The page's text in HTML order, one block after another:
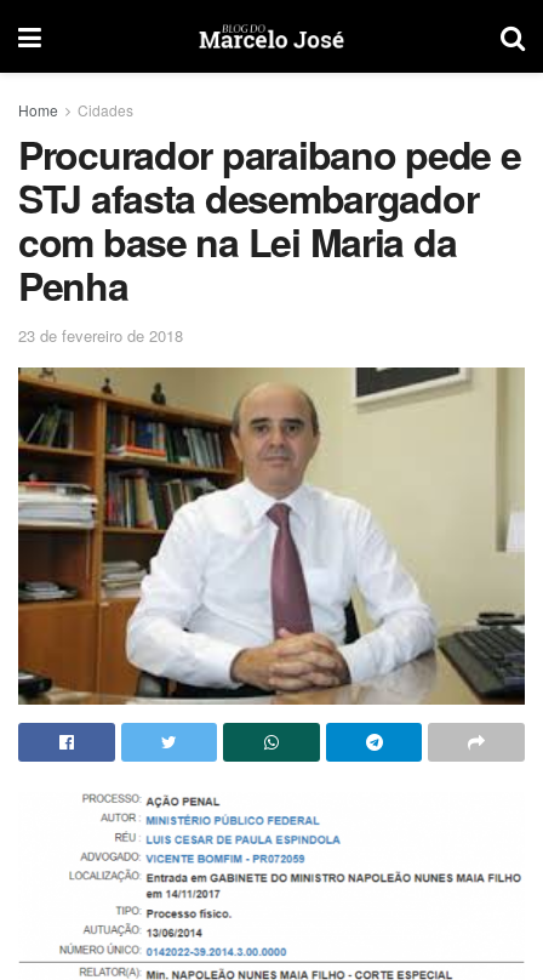
Home Cidades
Procurador paraibano pede e
STJ afasta desembargador
com base na Lei Maria da
Penha
23 de fevereiro de 2018